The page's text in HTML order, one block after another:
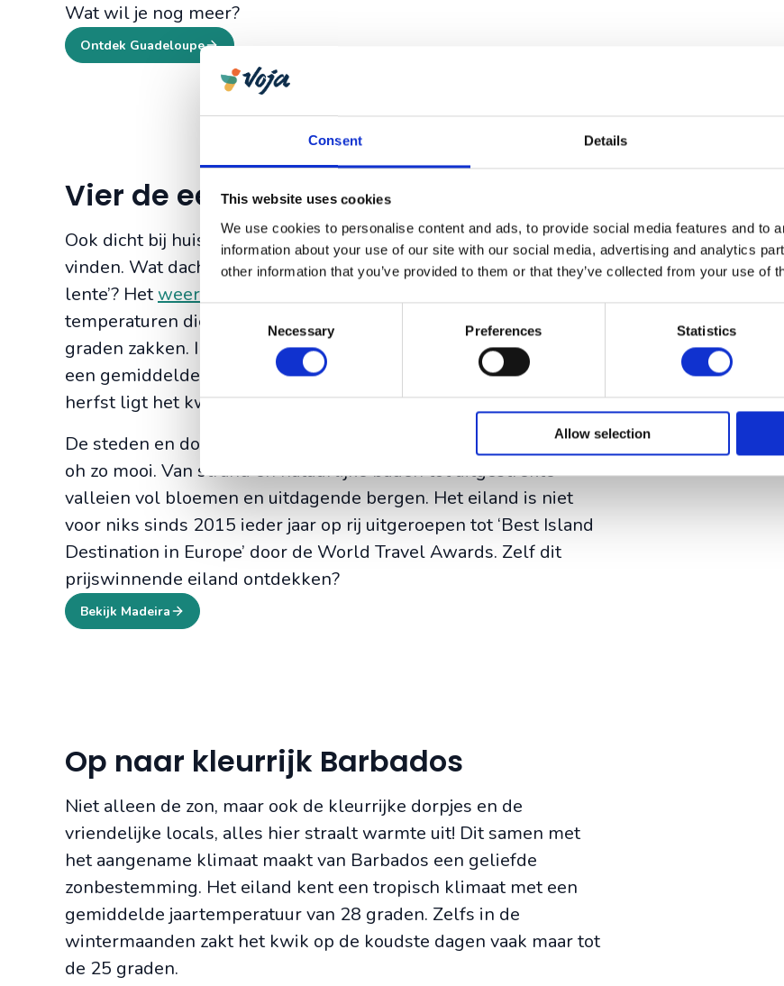
Consent Details
This website uses cookies
We use cookies to personalise content and ads, to provide social media features and to
information about your use of our site with our social media, advertising and analytics
other information that you’ve provided to them or that they’ve collected from your use of
Necessary Preferences Statistics
Allow selection
Wat wil je nog meer?
Ontdek Guadeloupe
Vier de eeuwige lente op Madeira
Ook dicht bij huis zijn er heerlijke zonnige bestemmingen te
vinden. Wat dacht je bijvoorbeeld van het eiland van ‘de eeuwige
lente’? Hetweer op Madeira
temperaturen die zelfs in de wintermaanden niet onder de 10
graden zakken. In de lente- en zomermaanden kun je rekenen op
een gemiddelde temperatuur van zo’n 23 graden. En zelfs in de
herfst ligt het kwik nog rond de 20 graden.
De steden en dorpjes zijn bruisend en kleurrijk en de natuur is er
oh zo mooi. Van strand en natuurlijke baden tot uitgestrekte
valleien vol bloemen en uitdagende bergen. Het eiland is niet
voor niks sinds 2015 ieder jaar op rij uitgeroepen tot ‘Best Island
Destination in Europe’ door de World Travel Awards. Zelf dit
prijswinnende eiland ontdekken?
Bekijk Madeira
Op naar kleurrijk Barbados
Niet alleen de zon, maar ook de kleurrijke dorpjes en de
vriendelijke locals, alles hier straalt warmte uit! Dit samen met
het aangename klimaat maakt van Barbados een geliefde
zonbestemming. Het eiland kent een tropisch klimaat met een
gemiddelde jaartemperatuur van 28 graden. Zelfs in de
wintermaanden zakt het kwik op de koudste dagen vaak maar tot
de 25 graden.